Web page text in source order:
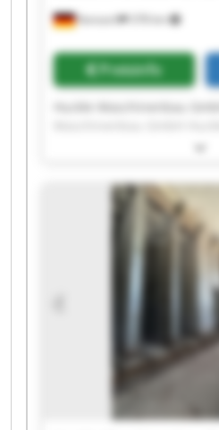
Kanzach 378 km
Preisinfo
GmbH Huckle
GmbH Huckle
Maschinenbau GmbH
GmbH Huckle
Maschinenbau GmbH
GmbH Huckle
Maschinenbau GmbH
GmbH Huckle
Maschinenbau GmbH
GmbH Huckle
Maschinenbau GmbH